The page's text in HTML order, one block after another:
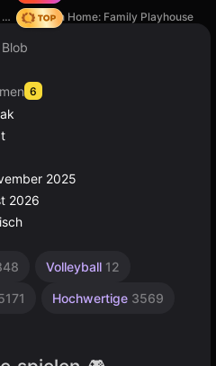
Football: Robots vs Zombies, World Cup! My Town Home: Family Playhouse
6
2025
2026
Volleyball 12
Hochwertige 3569